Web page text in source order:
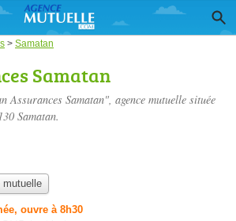
> Samatan
Samatan
Assurances Samatan", agence mutuelle située
Samatan.
mutuelle
ouvre à 8h30